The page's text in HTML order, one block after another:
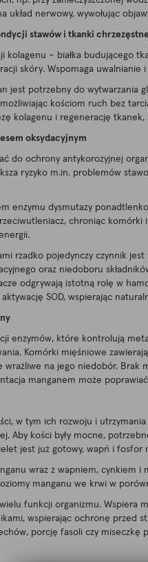
układ nerwowy, wywołując
stawów i tkanki
kolagenu – białka budującego
skóry. Wspomaga
jest potrzebny do wytwarzania
kościom ruch bez
kolagenu i regenerację
oksydacyjnym
do ochrony antykorozyjnej
ryzyko m.in. problemów
enzymu dysmutazy
chroniąc
rzadko pojedynczy czynnik
oraz niedoboru
odgrywają istotną rolę w
SOD, wspierając
enzymów, które kontrolują
Komórki mięśniowe
wrażliwe na jego niedobór.
manganem może
w tym ich rozwoju i
Aby kości były mocne,
jest już gotowy, wapń i fosfor
wraz z wapniem, cynkiem
manganu we krwi w
funkcji organizmu. Wspiera
wspierając ochronę przed
porcję fasoli czy